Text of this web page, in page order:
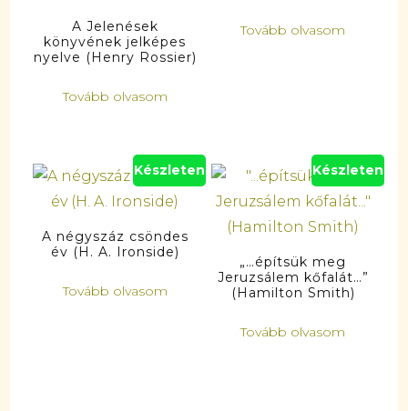
A Jelenések
könyvének jelképes
nyelve (Henry Rossier)
Tovább olvasom
Tovább olvasom
Készleten
A négyszáz csöndes
év (H. A. Ironside)
Tovább olvasom
Készleten
„…építsük meg
Jeruzsálem kőfalát…”
(Hamilton Smith)
Tovább olvasom